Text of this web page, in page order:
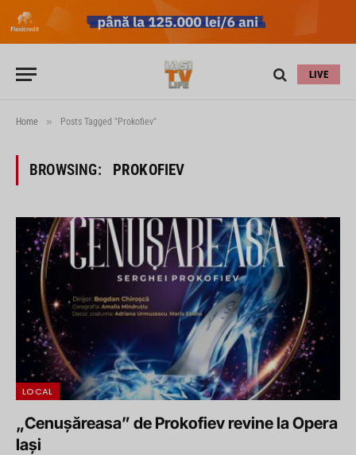
LIVE
Home » Posts Tagged "Prokofiev"
BROWSING: PROKOFIEV
LOCAL
„Cenușăreasa” de Prokofiev revine la Opera
Iași